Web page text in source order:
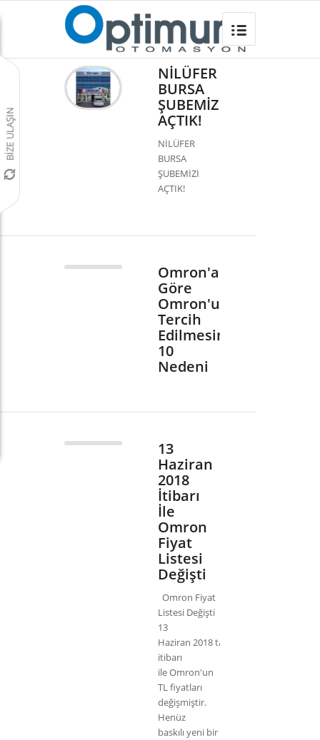
Bizden Haberler
Omron Türkiye
NİLÜFER
BURSA
ŞUBEMİZİ
AÇTIK!
NİLÜFER
BURSA
ŞUBEMİZİ
AÇTIK!
Omron'a
Göre
Omron'un
Tercih
Edilmesinin
10
Nedeni
13
Haziran
2018
İtibarı
İle
Omron
Fiyat
Listesi
Değişti
Omron Fiyat
Listesi Değişti
13
Haziran 2018 tarihi
itibarı
ile Omron'un
TL fiyatları
değişmiştir.
Henüz
baskılı yeni bir